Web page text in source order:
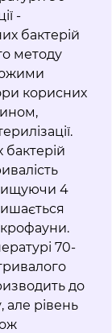
-
бактерій
методу
корисних
4
70-
до
але рівень